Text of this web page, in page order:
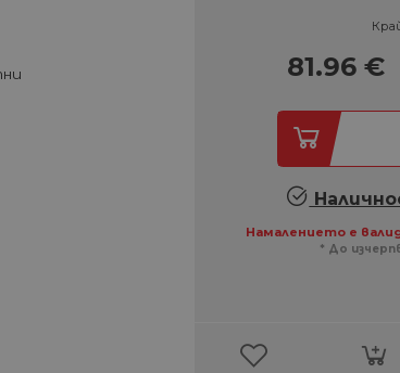
81.96 €
Намалението е
* До